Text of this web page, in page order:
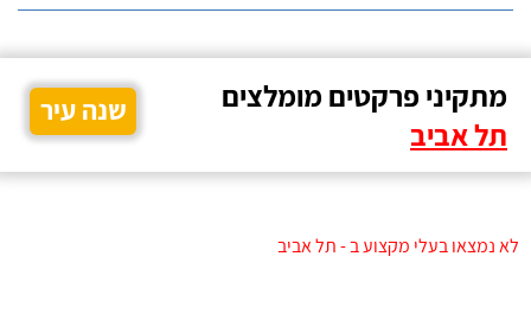
מתקיני פרקטים מומלצים
תל אביב
שנה עיר
לא נמצאו בעלי מקצוע ב - תל אביב